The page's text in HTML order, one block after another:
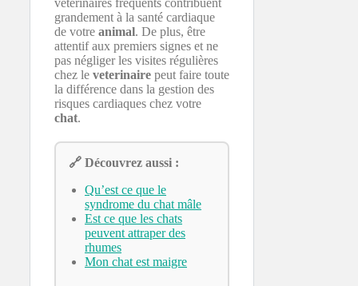
grandement à la santé cardiaque
de votre animal. De plus, être
attentif aux premiers signes et ne
pas négliger les visites régulières
chez le veterinaire peut faire toute
la différence dans la gestion des
risques cardiaques chez votre
chat.
🔗 Découvrez aussi :
Qu’est ce que le
syndrome du chat mâle
Est ce que les chats
peuvent attraper des
rhumes
Mon chat est maigre